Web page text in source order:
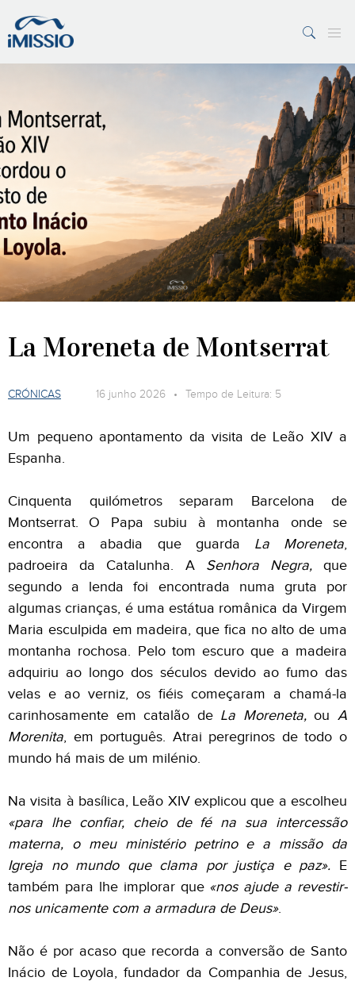
La Moreneta de Montserrat
CRÓNICAS 16 junho 2026 • Tempo de Leitura: 5
Um pequeno apontamento da visita de Leão XIV a
Espanha.
Cinquenta quilómetros separam Barcelona de
Montserrat. O Papa subiu à montanha onde se
encontra a abadia que guarda La Moreneta,
padroeira da Catalunha. A Senhora Negra,que
segundo a lenda foi encontrada numa gruta por
algumas crianças, é uma estátua românica da Virgem
Maria esculpida em madeira, que fica no alto de uma
montanha rochosa. Pelo tom escuro que a madeira
adquiriu ao longo dos séculos devido ao fumo das
velas e ao verniz, os fiéis começaram a chamá-la
carinhosamente em catalão de La Moreneta,ouA
Morenita, em português. Atrai peregrinos de todo o
mundo há mais de um milénio.
Na visita à basílica, Leão XIV explicou que a escolheu
«para lhe confiar, cheio de fé na sua intercessão
materna, o meu ministério petrino e a missão da
Igreja no mundo que clama por justiça e paz». E
também para lhe implorar que «nos ajude a revestir-
nos unicamente com a armadura de Deus».
Não é por acaso que recorda a conversão de Santo
Inácio de Loyola, fundador da Companhia de Jesus,